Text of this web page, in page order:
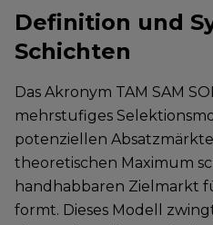
Definition und
Schichten
Das Akronym TAM SAM
mehrstufiges
potenziellen
theoretischen Maximum
handhabbaren Zielmarkt
formt. Dieses Modell